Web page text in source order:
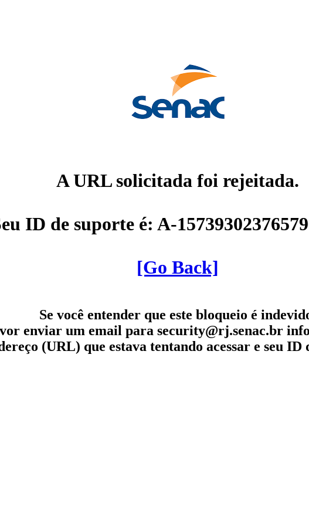
A URL solicitada foi rejeitada.
ID de suporte é: A-
[Go Back]
Se você entender que este bloqueio é
enviar um email para security@rj.senac.br
(URL) que estava tentando acessar e seu ID